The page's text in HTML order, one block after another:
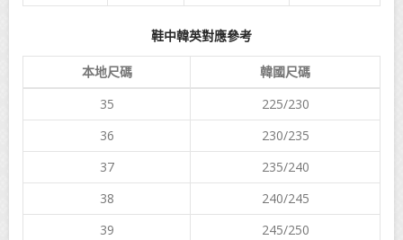
鞋中韓英對應參考
本地尺碼
韓國尺碼
35
225/230
36
230/235
37
235/240
38
240/245
39
245/250